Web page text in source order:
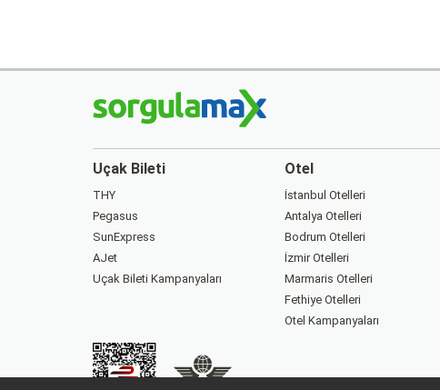
Uçak Bileti
THY
Pegasus
SunExpress
AJet
Uçak Bileti Kampanyaları
Otel
İstanbul Otelleri
Antalya Otelleri
Bodrum Otelleri
İzmir Otelleri
Marmaris Otelleri
Fethiye Otelleri
Otel Kampanyaları